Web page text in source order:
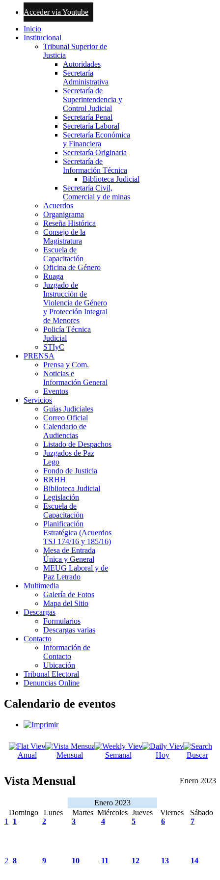
Acceder vía Youtube
Inicio
Institucional
Tribunal Superior de
Justicia
Autoridades
Secretaría
Administrativa
Secretaría de
Superintendencia y
Control Judicial
Secretaría Penal
Secretaría Laboral
Secretaría Económica
y Financiera
Secretaría Originaria
Secretaría de
Información Técnica
Biblioteca Judicial
Secretaría Civil,
Comercial y de minas
Acuerdos
Organigrama
Reseña Histórica
Consejo de la
Magistratura
Escuela de
Capacitación
Oficina de Género
Ruaga
Juzgado de
Instrucción de
Violencia de Género
y Protección Integral
de Menores
Policía Técnica
Judicial
STIyC
PRENSA
Prensa y Com.
Noticias e
Información General
Eventos
Servicios
Guías Judiciales
Correo Oficial
Calendario de
Audiencias
Listado de Despachos
Juzgados de Paz
Lego
Fondo de Justicia
RRHH
Biblioteca Judicial
Legislación
Escuela de
Capacitación
Planificación
Estratégica (Acuerdos
TSJ 174/16 y 185/16)
Mesa de Entrada
Única y General
MEUG Laboral y de
Paz Letrado
Multimedia
Galería de Fotos
Mapa del Sitio
Descargas
Formularios
Descargas varias
Contacto
Información de
Contacto
Ubicación
Tribunal Electoral
Denuncias Online
Calendario de eventos
Anual Mensual Semanal Hoy Buscar
Vista Mensual Enero 2023
Enero 2023
Domingo
Lunes Martes Miércoles Jueves Viernes
Sábado
1
1 2 3 4 5 6 7
2 8 9 10 11 12 13 14